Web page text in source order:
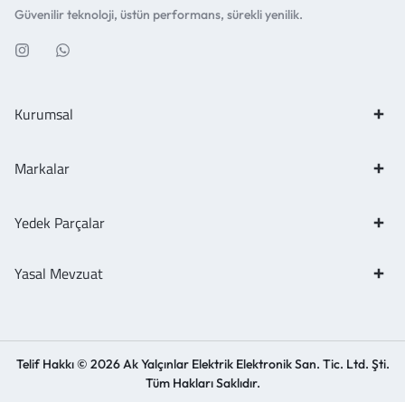
Güvenilir teknoloji, üstün performans, sürekli yenilik.
Kurumsal
Markalar
Yedek Parçalar
Yasal Mevzuat
Telif Hakkı © 2026 Ak Yalçınlar Elektrik Elektronik San. Tic. Ltd. Şti.
Tüm Hakları Saklıdır.